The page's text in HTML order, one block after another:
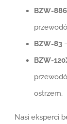
BZW-
BZW-83
BZW-
ostrzem,
Nasi eksperci